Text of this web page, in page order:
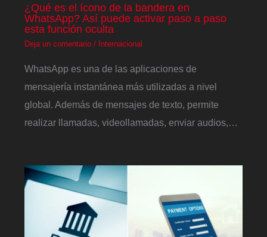
¿Qué es el ícono de la bandera en
WhatsApp? Así puede activar paso a paso
esta función oculta
Deja un comentario / Internacional
WhatsApp es una de las aplicaciones de
mensajería instantánea más utilizadas a nivel
global. Además de mensajes de texto, permite
realizar llamadas, videollamadas, enviar audios,…